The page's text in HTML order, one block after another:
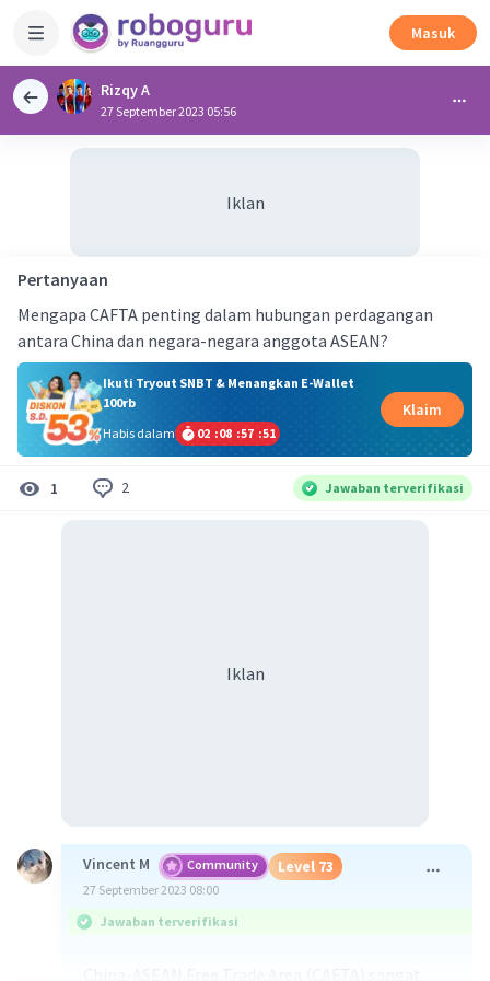
Masuk
Rizqy A
27 September 2023 05:56
Iklan
Pertanyaan
Mengapa CAFTA penting dalam hubungan perdagangan
antara China dan negara-negara anggota ASEAN?
Ikuti Tryout SNBT & Menangkan E-Wallet
100rb
Habis dalam
02 :08 :57 :51
Klaim
1 2 Jawaban terverifikasi
Iklan
Vincent M Community Level 73
27 September 2023 08:00
Jawaban terverifikasi